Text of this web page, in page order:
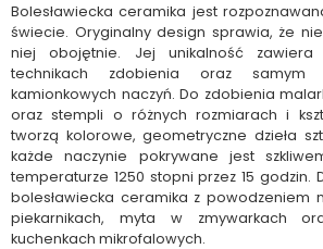
Bolesławiecka ceramika jest
świecie. Oryginalny design sprawia, że
niej obojętnie. Jej unikalność
technikach zdobienia oraz samym
kamionkowych naczyń. Do zdobienia
oraz stempli o różnych rozmiarach i
tworzą kolorowe, geometryczne dzieła
każde naczynie pokrywane jest
temperaturze 1250 stopni przez 15 godzin.
bolesławiecka ceramika z powodzeniem
piekarnikach, myta w zmywarkach
kuchenkach mikrofalowych.